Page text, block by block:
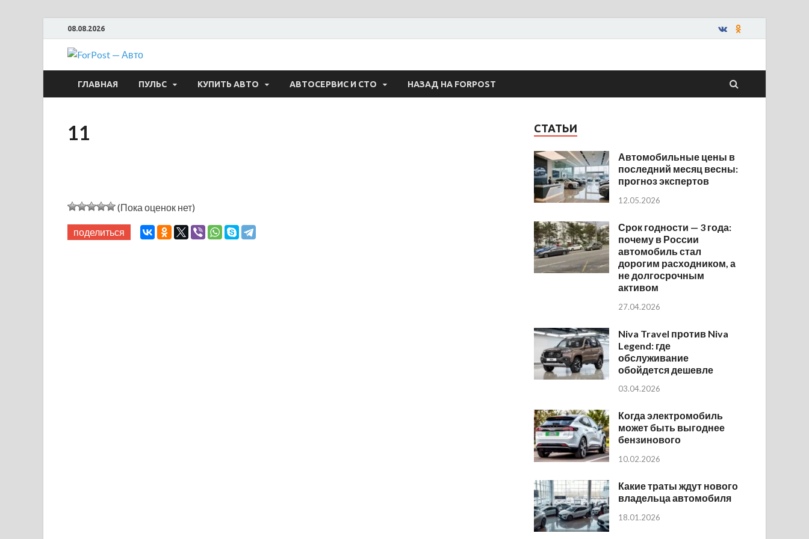
08.08.2026
ForPost — Авто
ГЛАВНАЯ ПУЛЬС КУПИТЬ АВТО АВТОСЕРВИС И СТО НАЗАД НА FORPOST
11
(Пока оценок нет)
поделиться
СТАТЬИ
Автомобильные цены в
последний месяц весны:
прогноз экспертов
12.05.2026
Срок годности — 3 года:
почему в России
автомобиль стал
дорогим расходником, а
не долгосрочным
активом
27.04.2026
Niva Travel против Niva
Legend: где
обслуживание
обойдется дешевле
03.04.2026
Когда электромобиль
может быть выгоднее
бензинового
10.02.2026
Какие траты ждут нового
владельца автомобиля
18.01.2026